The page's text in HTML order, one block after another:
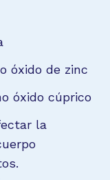
óxido de zinc
óxido cúprico
la